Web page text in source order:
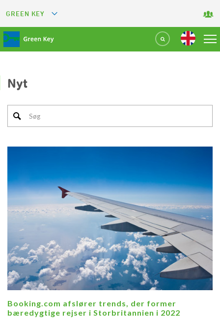
GREEN KEY
GREEN RESTAURANT
GREEN SPORT FACILITY
GREEN TOURISM ORGANIZATION
Nyt
Booking.com afslører trends, der former
bæredygtige rejser i Storbritannien i 2022